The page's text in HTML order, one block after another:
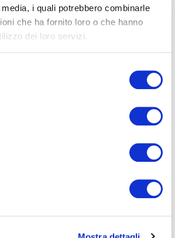
i quali potrebbero combinarle
che ha fornito loro o che hanno
dei loro servizi.
A NEDCOMMUNITY
Dicono di noi/
con più forza in Europa – Orazio
– Il Sole 24 Ore, 08/08/2010
il contenuto è necessario
inserendo email e password qui
di seguito: